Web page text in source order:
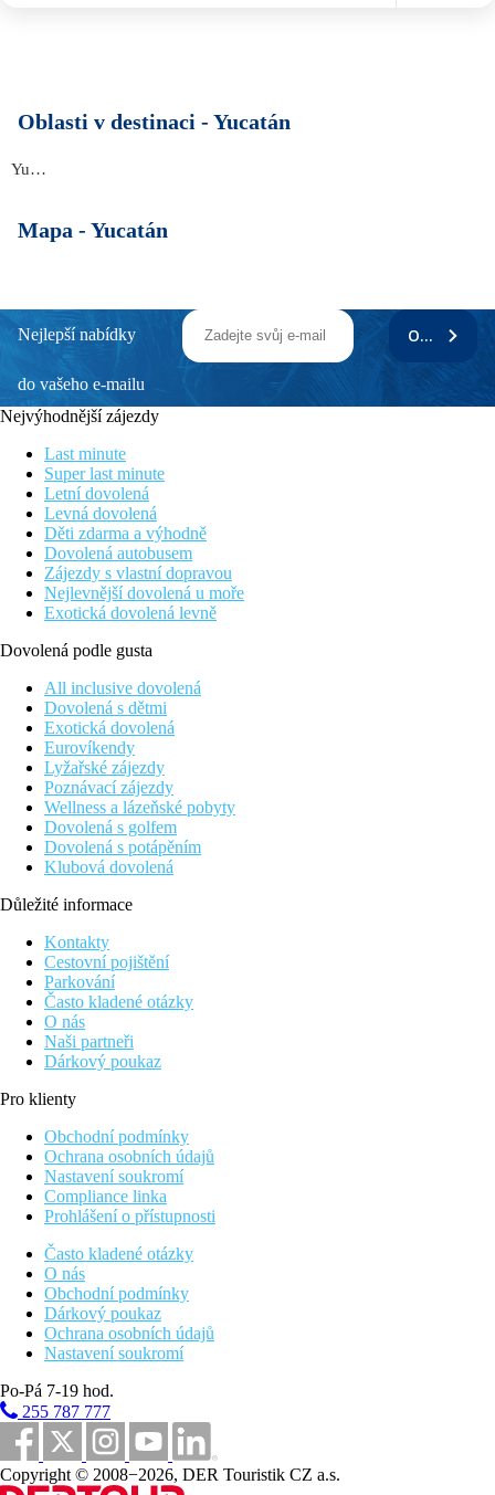
Oblasti v destinaci - Yucatán
Yucatán
Mapa - Yucatán
Nejlepší nabídky
do vašeho e-mailu
ODEBÍRAT
Nejvýhodnější zájezdy
Last minute
Super last minute
Letní dovolená
Levná dovolená
Děti zdarma a výhodně
Dovolená autobusem
Zájezdy s vlastní dopravou
Nejlevnější dovolená u moře
Exotická dovolená levně
Dovolená podle gusta
All inclusive dovolená
Dovolená s dětmi
Exotická dovolená
Eurovíkendy
Lyžařské zájezdy
Poznávací zájezdy
Wellness a lázeňské pobyty
Dovolená s golfem
Dovolená s potápěním
Klubová dovolená
Důležité informace
Kontakty
Cestovní pojištění
Parkování
Často kladené otázky
O nás
Naši partneři
Dárkový poukaz
Pro klienty
Obchodní podmínky
Ochrana osobních údajů
Nastavení soukromí
Compliance linka
Prohlášení o přístupnosti
Často kladené otázky
O nás
Obchodní podmínky
Dárkový poukaz
Ochrana osobních údajů
Nastavení soukromí
Po-Pá 7-19 hod.
255 787 777
Copyright © 2008−2026, DER Touristik CZ a.s.